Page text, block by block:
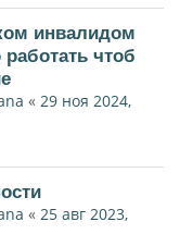
инвалидом
чтоб
« 29 ноя 2024,
« 25 авг 2023,